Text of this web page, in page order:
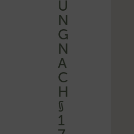
U
N
G
N
A
C
H
§
1